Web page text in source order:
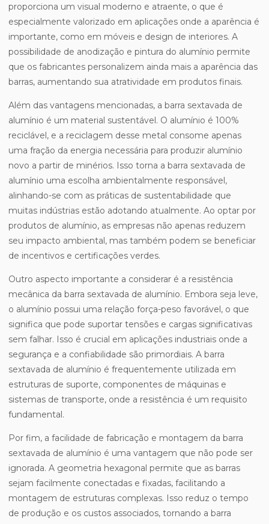
proporciona um visual moderno e atraente, o que é
especialmente valorizado em aplicações onde a aparência é
importante, como em móveis e design de interiores. A
possibilidade de anodização e pintura do alumínio permite
que os fabricantes personalizem ainda mais a aparência das
barras, aumentando sua atratividade em produtos finais.
Além das vantagens mencionadas, a barra sextavada de
alumínio é um material sustentável. O alumínio é 100%
reciclável, e a reciclagem desse metal consome apenas
uma fração da energia necessária para produzir alumínio
novo a partir de minérios. Isso torna a barra sextavada de
alumínio uma escolha ambientalmente responsável,
alinhando-se com as práticas de sustentabilidade que
muitas indústrias estão adotando atualmente. Ao optar por
produtos de alumínio, as empresas não apenas reduzem
seu impacto ambiental, mas também podem se beneficiar
de incentivos e certificações verdes.
Outro aspecto importante a considerar é a resistência
mecânica da barra sextavada de alumínio. Embora seja leve,
o alumínio possui uma relação força-peso favorável, o que
significa que pode suportar tensões e cargas significativas
sem falhar. Isso é crucial em aplicações industriais onde a
segurança e a confiabilidade são primordiais. A barra
sextavada de alumínio é frequentemente utilizada em
estruturas de suporte, componentes de máquinas e
sistemas de transporte, onde a resistência é um requisito
fundamental.
Por fim, a facilidade de fabricação e montagem da barra
sextavada de alumínio é uma vantagem que não pode ser
ignorada. A geometria hexagonal permite que as barras
sejam facilmente conectadas e fixadas, facilitando a
montagem de estruturas complexas. Isso reduz o tempo
de produção e os custos associados, tornando a barra